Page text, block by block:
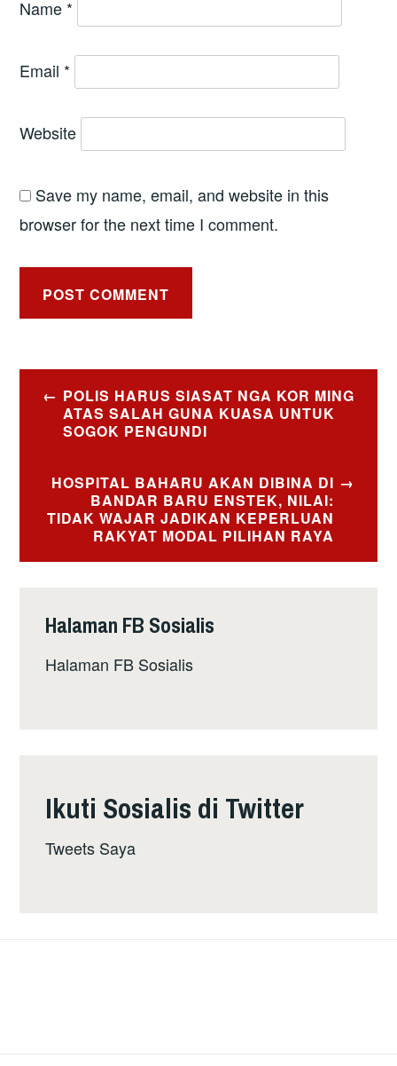
Name *
Email *
Website
Save my name, email, and website in this
browser for the next time I comment.
Post
navigation
POLIS HARUS SIASAT NGA KOR MING
ATAS SALAH GUNA KUASA UNTUK
SOGOK PENGUNDI
HOSPITAL BAHARU AKAN DIBINA DI
BANDAR BARU ENSTEK, NILAI:
TIDAK WAJAR JADIKAN KEPERLUAN
RAKYAT MODAL PILIHAN RAYA
Halaman FB Sosialis
Halaman FB Sosialis
Ikuti Sosialis di Twitter
Tweets Saya